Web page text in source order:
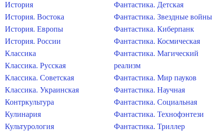
История
История. Востока
История. Европы
История. России
Классика
Классика. Русская
Классика. Советская
Классика. Украинская
Контркультура
Кулинария
Культурология
Фантастика. Детская
Фантастика. Звездные войны
Фантастика. Киберпанк
Фантастика. Космическая
Фантастика. Магический
реализм
Фантастика. Мир пауков
Фантастика. Научная
Фантастика. Социальная
Фантастика. Технофэнтези
Фантастика. Триллер